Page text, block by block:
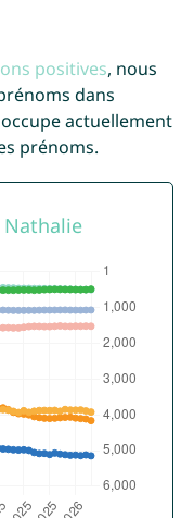
positives, nous
dans
actuellement
prénoms.